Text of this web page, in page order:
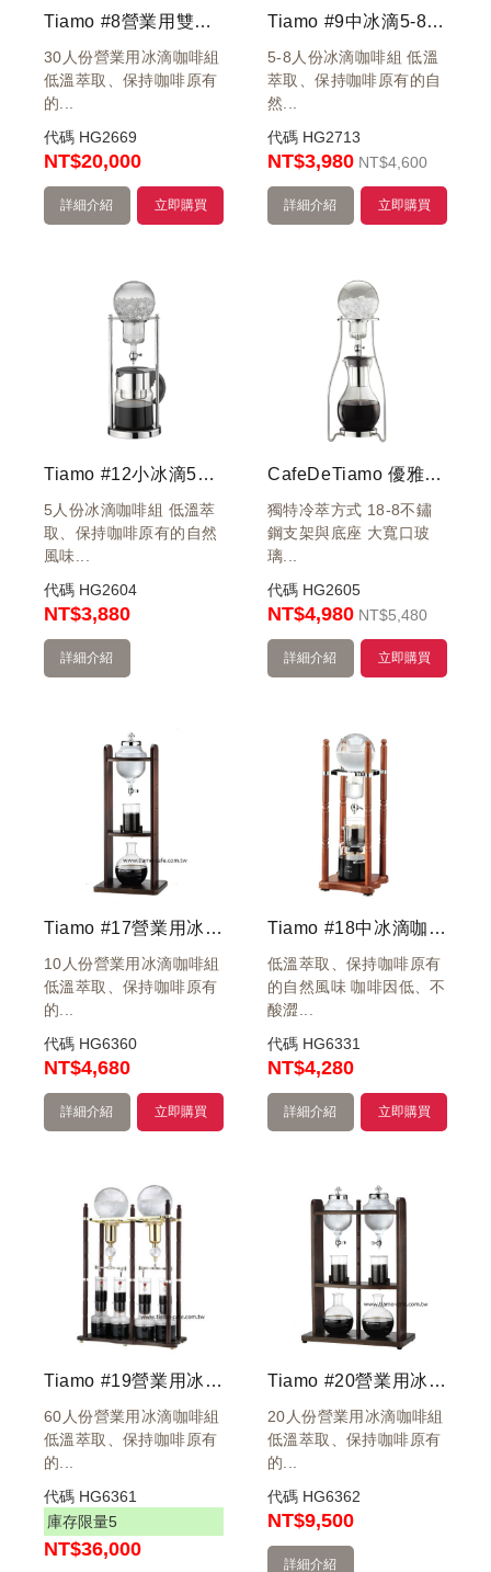
Tiamo #8營業用雙管冰滴咖啡壺30人份
30人份營業用冰滴咖啡組
低溫萃取、保持咖啡原有
的...
代碼 HG2669
NT$20,000
立即購買
詳細介紹
Tiamo #9中冰滴5-8人份 冰釀咖啡
5-8人份冰滴咖啡組 低溫
萃取、保持咖啡原有的自
然...
代碼 HG2713
NT$3,980 NT$4,600
立即購買
詳細介紹
Tiamo #12小冰滴5人份 冰釀咖啡 不鏽鋼原色
5人份冰滴咖啡組 低溫萃
取、保持咖啡原有的自然
風味...
代碼 HG2604
NT$3,880
詳細介紹
CafeDeTiamo 優雅曲線 #13不鏽鋼中冰滴咖啡壺 10人份
獨特冷萃方式 18-8不鏽
鋼支架與底座 大寬口玻
璃...
代碼 HG2605
NT$4,980 NT$5,480
立即購買
詳細介紹
Tiamo #17營業用冰滴咖啡壺10人份
10人份營業用冰滴咖啡組
低溫萃取、保持咖啡原有
的...
代碼 HG6360
NT$4,680
立即購買
詳細介紹
Tiamo #18中冰滴咖啡壺10人份
低溫萃取、保持咖啡原有
的自然風味 咖啡因低、不
酸澀...
代碼 HG6331
NT$4,280
立即購買
詳細介紹
Tiamo #19營業用冰滴咖啡壺60人份
60人份營業用冰滴咖啡組
低溫萃取、保持咖啡原有
的...
代碼 HG6361
庫存限量5
NT$36,000
Tiamo #20營業用冰滴咖啡壺20人份
20人份營業用冰滴咖啡組
低溫萃取、保持咖啡原有
的...
代碼 HG6362
NT$9,500
詳細介紹